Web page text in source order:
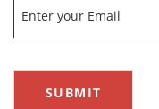
SUBMIT